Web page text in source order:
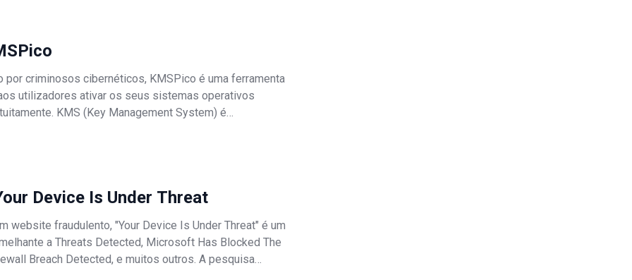
por criminosos cibernéticos, KMSPico é uma ferramenta
utilizadores ativar os seus sistemas operativos
KMS (Key Management System) é
Device Is Under Threat
website fraudulento, "Your Device Is Under Threat" é um
a Threats Detected, Microsoft Has Blocked The
Breach Detected, e muitos outros. A pesquisa